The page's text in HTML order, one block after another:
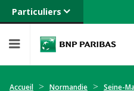
Particuliers
Banque privée
Entreprises
Accueil Normandie Seine-